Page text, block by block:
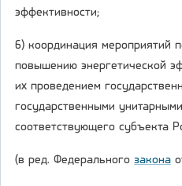
эффективности;
6) координация мероприятий
повышению энергетической
их проведением
государственными
соответствующего субъекта
(в ред. Федерального закона